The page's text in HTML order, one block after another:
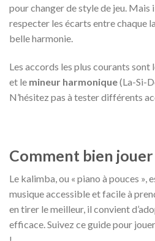
pour changer de style de jeu.
respecter les écarts entre chaque
belle harmonie.
Les accords les plus courants sont
et le mineur harmonique(La-Si-
N’hésitez pas à tester différents
Comment bien
Le kalimba, ou « piano à pouces »,
musique accessible et facile à
en tirer le meilleur, il convient
efficace. Suivez ce guide pour